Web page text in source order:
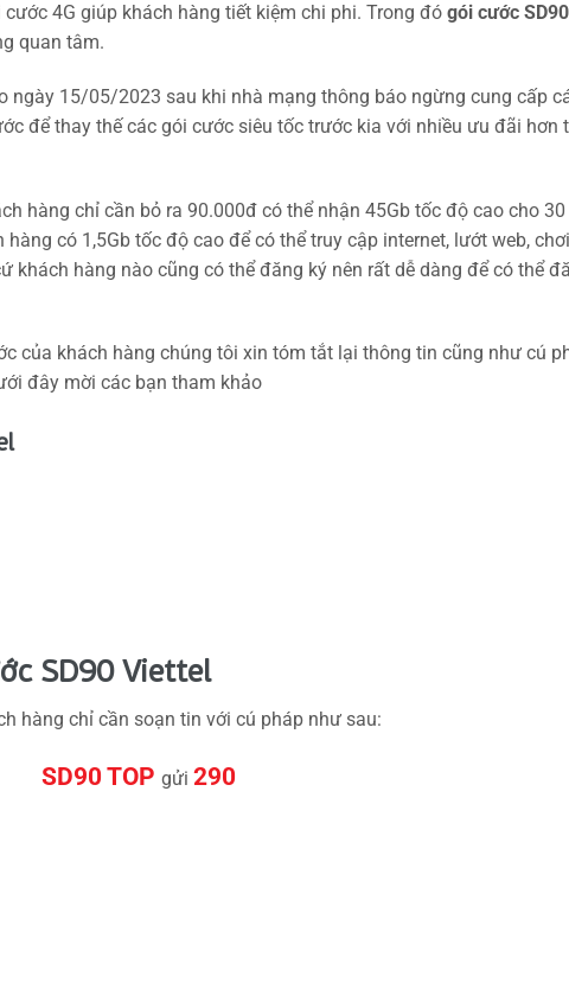
4G giúp khách hàng tiết kiệm chi phi. Trong đó gói cước SD90
quan tâm.
ngày 15/05/2023 sau khi nhà mạng thông báo ngừng cung cấp
để thay thế các gói cước siêu tốc trước kia với nhiều ưu đãi hơn
hàng chỉ cần bỏ ra 90.000đ có thể nhận 45Gb tốc độ cao cho 30
có 1,5Gb tốc độ cao để có thể truy cập internet, lướt web, chơi
khách hàng nào cũng có thể đăng ký nên rất dễ dàng để có thể
của khách hàng chúng tôi xin tóm tắt lại thông tin cũng như cú
đây mời các bạn tham khảo
SD90 Viettel
hàng chỉ cần soạn tin với cú pháp như sau:
SD90 TOP gửi290